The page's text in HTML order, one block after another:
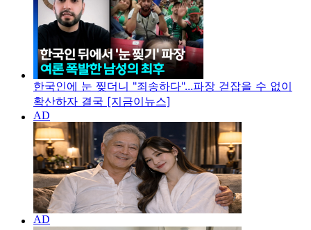
한국인에 눈 찢더니 "죄송하다"...파장 걷잡을 수 없이
확산하자 결국 [지금이뉴스]